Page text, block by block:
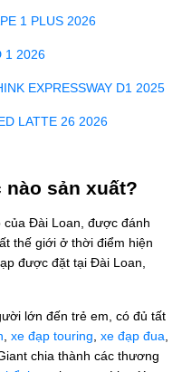
1 PLUS 2026
1 2026
EXPRESSWAY D1 2025
LATTE 26 2026
sản xuất?
của Đài Loan, được đánh
thế giới ở thời điểm hiện
được đặt tại Đài Loan,
lớn đến trẻ em, có đủ tất
xe đạp touring xe đạp đua
chia thành các thương